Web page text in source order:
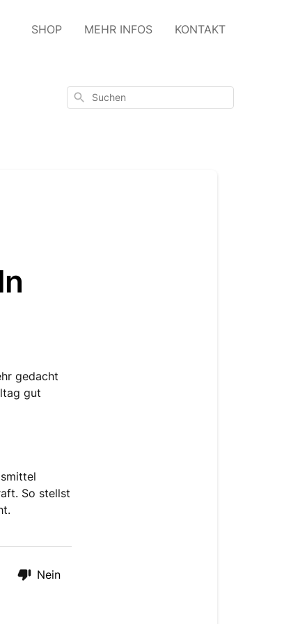
SHOP MEHR INFOS KONTAKT
Suchen
gedacht
gut
So stellst
Nein